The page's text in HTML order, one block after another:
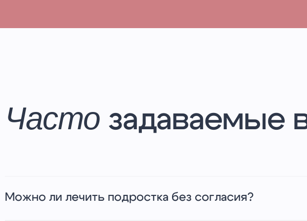
Часто задаваемые
Можно ли лечить подростка без согласия?